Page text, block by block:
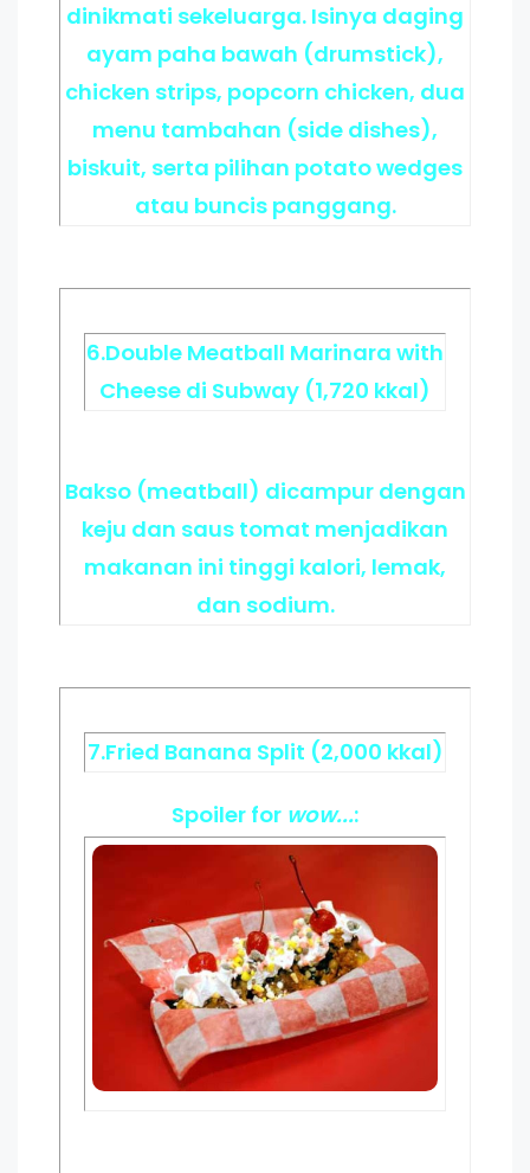
dinikmati sekeluarga. Isinya daging
ayam paha bawah (drumstick),
chicken strips, popcorn chicken, dua
menu tambahan (side dishes),
biskuit, serta pilihan potato wedges
atau buncis panggang.
6.Double Meatball Marinara with
Cheese di Subway (1,720 kkal)
Bakso (meatball) dicampur dengan
keju dan saus tomat menjadikan
makanan ini tinggi kalori, lemak,
dan sodium.
7.Fried Banana Split (2,000 kkal)
Spoiler for wow...: